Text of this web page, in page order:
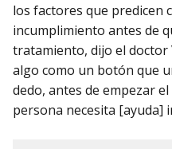
los factores que predicen
incumplimiento antes de
tratamiento, dijo el doctor
algo como un botón que
dedo, antes de empezar
persona necesita [ayuda]